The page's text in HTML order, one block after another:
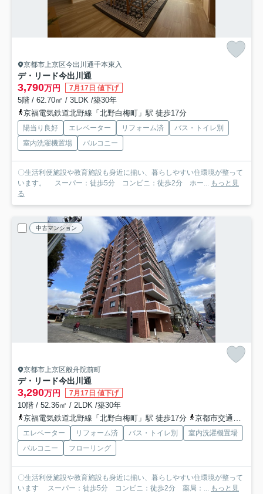
京都市上京区今出川通千本東入
デ・リード今出川通
3,790万円 7月17日 値下げ
5階 / 62.70㎡ / 3LDK /築30年
京福電気鉄道北野線「北野白梅町」駅 徒歩17分
陽当り良好 エレベーター リフォーム済
バス・トイレ別
室内洗濯機置場
バルコニー
〇生活利便施設や教育施設も身近に揃い、暮らしやすい住環境が整って
います。 スーパー：徒歩5分 コンビニ：徒歩2分 ホー... もっと見
る
中古マンション
京都市上京区般舟院前町
デ・リード今出川通
3,290万円 7月17日 値下げ
10階 / 52.36㎡ / 2LDK /築30年
京福電気鉄道北野線「北野白梅町」駅 徒歩17分
京都市交通局「千本今出川」バス停下車 徒歩1分
エレベーター リフォーム済 バス・トイレ別
室内洗濯機置場
バルコニー
フローリング
〇生活利便施設や教育施設も身近に揃い、暮らしやすい住環境が整って
います スーパー：徒歩5分 コンビニ：徒歩2分 薬局：... もっと見